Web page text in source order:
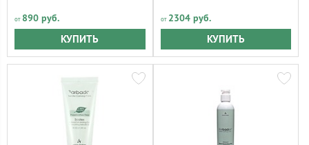
890 руб.
КУПИТЬ
2304 руб.
КУПИТЬ